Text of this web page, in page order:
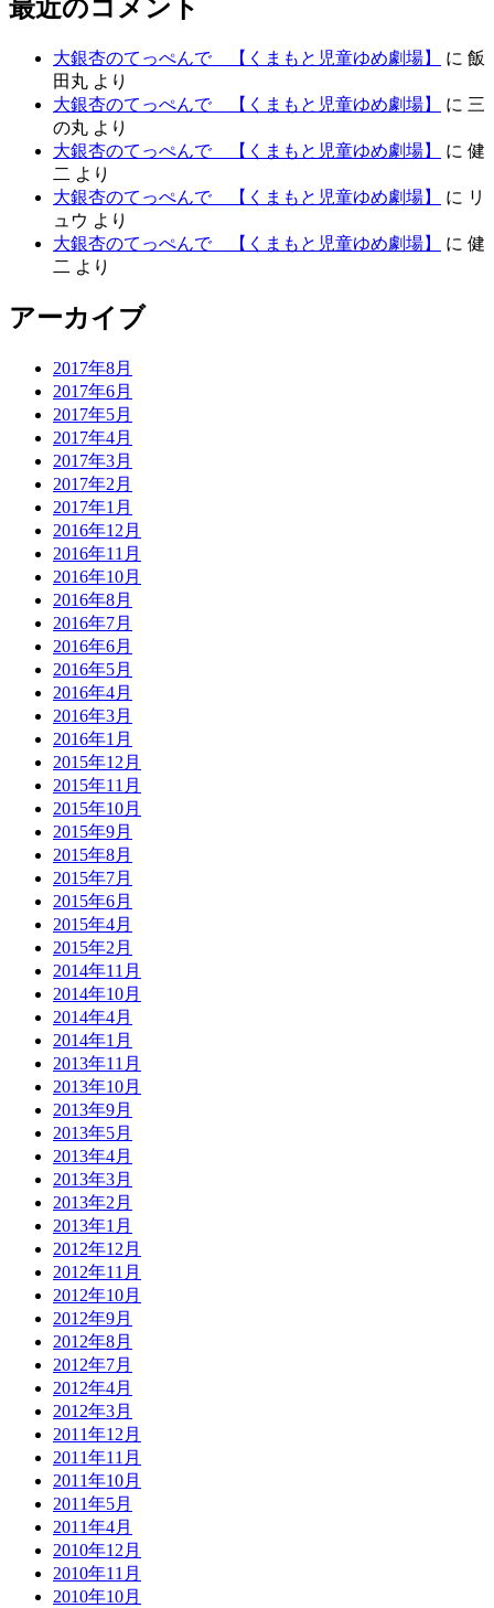
最近のコメント
大銀杏のてっぺんで 【くまもと児童ゆめ劇場】 に 飯
田丸 より
大銀杏のてっぺんで 【くまもと児童ゆめ劇場】
に 三
の丸 より
大銀杏のてっぺんで 【くまもと児童ゆめ劇場】
に 健
二 より
大銀杏のてっぺんで 【くまもと児童ゆめ劇場】
に リ
ュウ より
大銀杏のてっぺんで 【くまもと児童ゆめ劇場】
に 健
二 より
アーカイブ
2017年8月
2017年6月
2017年5月
2017年4月
2017年3月
2017年2月
2017年1月
2016年12月
2016年11月
2016年10月
2016年8月
2016年7月
2016年6月
2016年5月
2016年4月
2016年3月
2016年1月
2015年12月
2015年11月
2015年10月
2015年9月
2015年8月
2015年7月
2015年6月
2015年4月
2015年2月
2014年11月
2014年10月
2014年4月
2014年1月
2013年11月
2013年10月
2013年9月
2013年5月
2013年4月
2013年3月
2013年2月
2013年1月
2012年12月
2012年11月
2012年10月
2012年9月
2012年8月
2012年7月
2012年4月
2012年3月
2011年12月
2011年11月
2011年10月
2011年5月
2011年4月
2010年12月
2010年11月
2010年10月